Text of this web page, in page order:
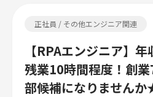
正社員 / その他エンジニア関連
【RPAエンジニア】
残業10時間程度！創
部候補になりません